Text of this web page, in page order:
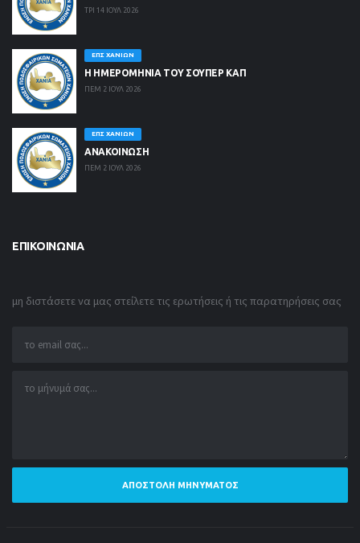
ΤΡΙ 14 ΙΟΥΛ 2026
ΕΠΣ ΧΑΝΊΩΝ
Η ΗΜΕΡΟΜΗΝΙΑ ΤΟΥ ΣΟΥΠΕΡ ΚΑΠ
ΠΕΜ 2 ΙΟΥΛ 2026
ΕΠΣ ΧΑΝΊΩΝ
ΑΝΑΚΟΙΝΩΣΗ
ΠΕΜ 2 ΙΟΥΛ 2026
ΕΠΙΚΟΙΝΩΝΊΑ
μη διστάσετε να μας στείλετε τις ερωτήσεις ή τις παρατηρήσεις σας
ΑΠΟΣΤΟΛΉ ΜΗΝΎΜΑΤΟΣ